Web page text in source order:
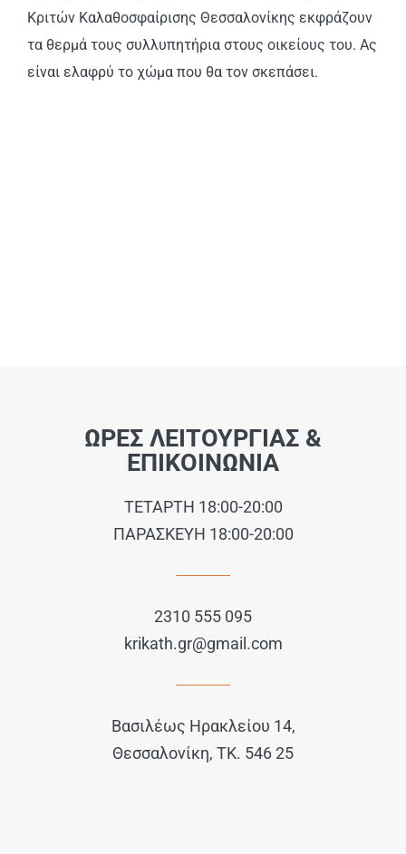
Κριτών Καλαθοσφαίρισης Θεσσαλονίκης εκφράζουν
τα θερμά τους συλλυπητήρια στους οικείους του. Ας
είναι ελαφρύ το χώμα που θα τον σκεπάσει.
ΩΡΕΣ ΛΕΙΤΟΥΡΓΙΑΣ &
ΕΠΙΚΟΙΝΩΝΙΑ
ΤΕΤΑΡΤΗ 18:00-20:00
ΠΑΡΑΣΚΕΥΗ 18:00-20:00
2310 555 095
krikath.gr@gmail.com
Βασιλέως Ηρακλείου 14,
Θεσσαλονίκη, ΤΚ. 546 25